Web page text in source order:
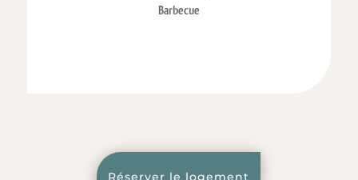
Barbecue
Réserver le logement